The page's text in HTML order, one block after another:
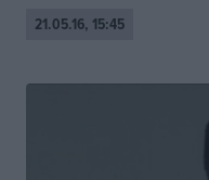
21.05.16, 15:45